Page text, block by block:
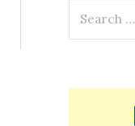
for: